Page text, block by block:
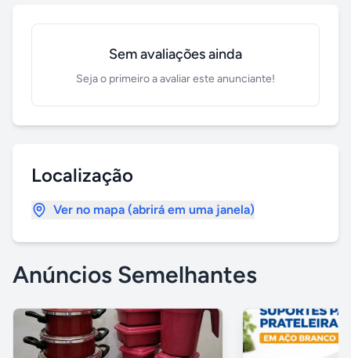
Sem avaliações ainda
Seja o primeiro a avaliar este anunciante!
Localização
Ver no mapa (abrirá em uma janela)
Anúncios Semelhantes